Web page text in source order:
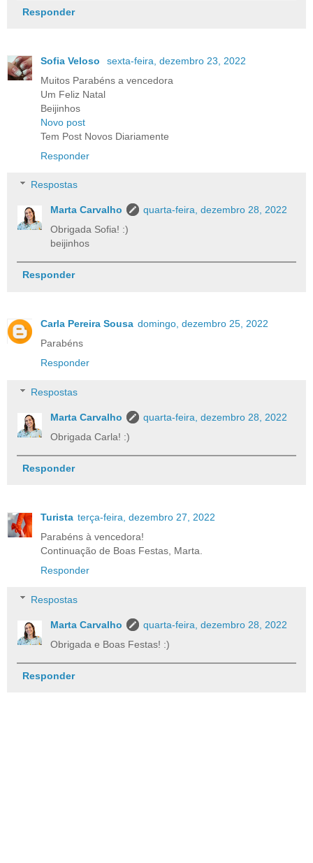
Responder
Sofia Veloso
sexta-feira, dezembro 23, 2022
Muitos Parabéns a vencedora
Um Feliz Natal
Beijinhos
Novo post
Tem Post Novos Diariamente
Responder
Respostas
Marta Carvalho
quarta-feira, dezembro 28, 2022
Obrigada Sofia! :)
beijinhos
Responder
Carla Pereira Sousa domingo, dezembro 25, 2022
Parabéns
Responder
Respostas
Marta Carvalho
quarta-feira, dezembro 28, 2022
Obrigada Carla! :)
Responder
Turista terça-feira, dezembro 27, 2022
Parabéns à vencedora!
Continuação de Boas Festas, Marta.
Responder
Respostas
Marta Carvalho
quarta-feira, dezembro 28, 2022
Obrigada e Boas Festas! :)
Responder